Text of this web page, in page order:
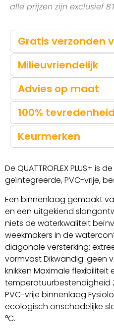
alle prijzen zijn exclusief
Gratis verzonden
Milieuvriendelijk
Advies op maat
100%
Keurmerken
De QUATTROFLEX PLUS+
geïntegreerde, PVC-vrije,
Een binnenlaag gemaakt
en een uitgekiend
niets de waterkwaliteit
weekmakers in de
diagonale versterking:
vormvast Dikwandig: geen
knikken Maximale flexibiliteit
temperatuurbestendigheid
PVC-vrije binnenlaag
ecologisch onschadelijke
°C.